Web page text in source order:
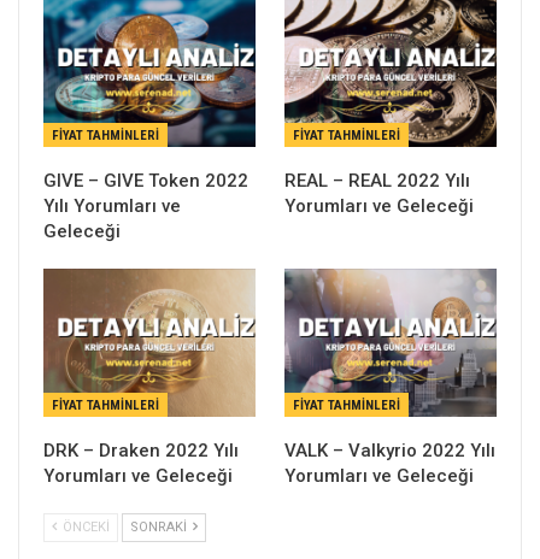
FIYAT TAHMINLERI
GIVE – GIVE Token 2022
Yılı Yorumları ve
Geleceği
FIYAT TAHMINLERI
REAL – REAL 2022 Yılı
Yorumları ve Geleceği
FIYAT TAHMINLERI
DRK – Draken 2022 Yılı
Yorumları ve Geleceği
FIYAT TAHMINLERI
VALK – Valkyrio 2022 Yılı
Yorumları ve Geleceği
ÖNCEKI SONRAKI